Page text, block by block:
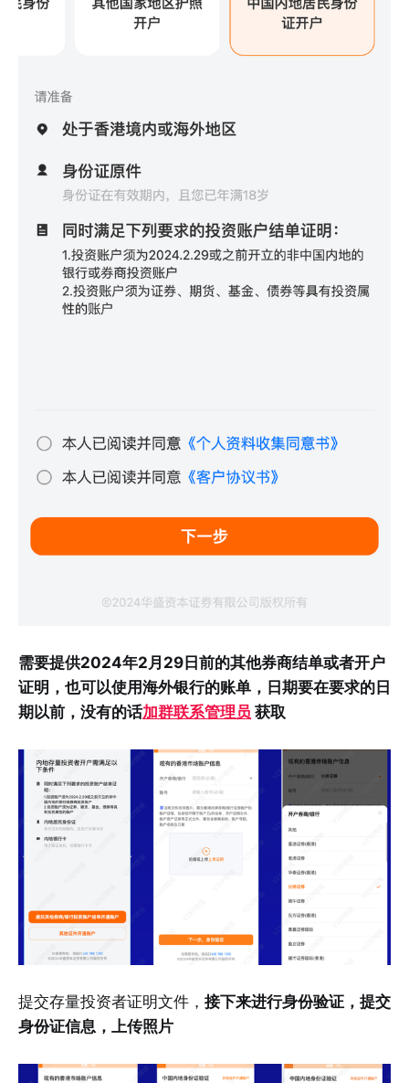
需要提供2024年2月29日前的其他券商结单或者开户
证明，也可以使用海外银行的账单，日期要在要求的日
期以前，没有的话加群联系管理员 获取
提交存量投资者证明文件， 接下来进行身份验证，提交
身份证信息，上传照片